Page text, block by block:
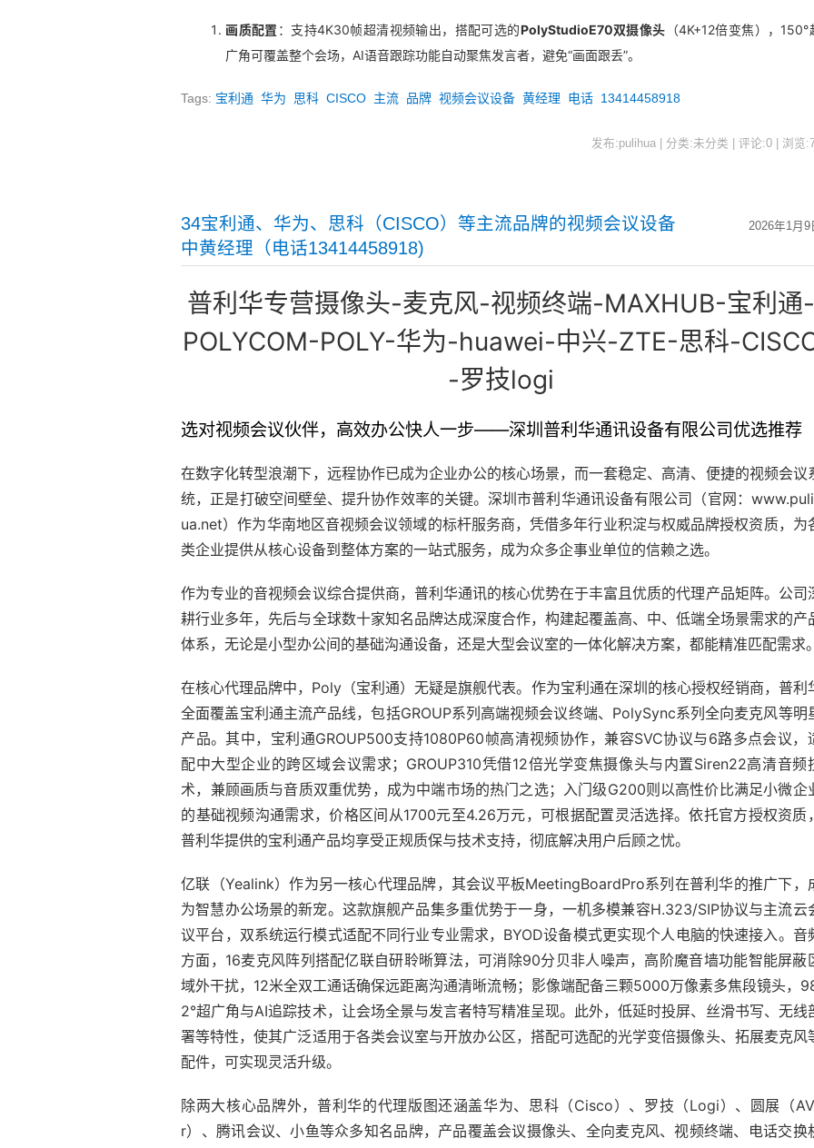
画质配置 ：支持4K30帧超清视频输出，搭配可选的PolyStudioE70双摄像头 （4K+12倍变焦），150°
广角可覆盖整个会场，AI语音跟踪功能自动聚焦发言者，避免“画面跟丢”。
Tags: 宝利通 华为 思科 CISCO 主流 品牌 视频会议设备 黄经理 电话 13414458918
发布:pulihua | 分类:未分类 | 评论:0 | 浏览:
2026年1月9
34宝利通、华为、思科（CISCO）等主流品牌的视频会议设备
中黄经理（电话13414458918)
普利华专营摄像头-麦克风-视频终端-MAXHUB-宝利通-
POLYCOM-POLY-华为-huawei-中兴-ZTE-思科-
-罗技logi
选对视频会议伙伴，高效办公快人一步——深圳普利华通讯设备有限公司优选推荐
在数字化转型浪潮下，远程协作已成为企业办公的核心场景，而一套稳定、高清、便捷的视频会议
统，正是打破空间壁垒、提升协作效率的关键。深圳市普利华通讯设备有限公司（官网：
ua.net）作为华南地区音视频会议领域的标杆服务商，凭借多年行业积淀与权威品牌授权资质，为
类企业提供从核心设备到整体方案的一站式服务，成为众多企事业单位的信赖之选。
作为专业的音视频会议综合提供商，普利华通讯的核心优势在于丰富且优质的代理产品矩阵。公司
耕行业多年，先后与全球数十家知名品牌达成深度合作，构建起覆盖高、中、低端全场景需求的产
体系，无论是小型办公间的基础沟通设备，还是大型会议室的一体化解决方案，都能精准匹配需求。
在核心代理品牌中，Poly（宝利通）无疑是旗舰代表。作为宝利通在深圳的核心授权经销商，普利
全面覆盖宝利通主流产品线，包括GROUP系列高端视频会议终端、PolySync系列全向麦克风等明
产品。其中，宝利通GROUP500支持1080P60帧高清视频协作，兼容SVC协议与6路多点会议，
配中大型企业的跨区域会议需求；GROUP310凭借12倍光学变焦摄像头与内置Siren22高清音频
术，兼顾画质与音质双重优势，成为中端市场的热门之选；入门级G200则以高性价比满足小微企
的基础视频沟通需求，价格区间从1700元至4.26万元，可根据配置灵活选择。依托官方授权资质，
普利华提供的宝利通产品均享受正规质保与技术支持，彻底解决用户后顾之忧。
亿联（Yealink）作为另一核心代理品牌，其会议平板MeetingBoardPro系列在普利华的推广下，
为智慧办公场景的新宠。这款旗舰产品集多重优势于一身，一机多模兼容H.323/SIP协议与主流云
议平台，双系统运行模式适配不同行业专业需求，BYOD设备模式更实现个人电脑的快速接入。音
方面，16麦克风阵列搭配亿联自研聆晰算法，可消除90分贝非人噪声，高阶魔音墙功能智能屏蔽
域外干扰，12米全双工通话确保远距离沟通清晰流畅；影像端配备三颗5000万像素多焦段镜头，
2°超广角与AI追踪技术，让会场全景与发言者特写精准呈现。此外，低延时投屏、丝滑书写、无线
署等特性，使其广泛适用于各类会议室与开放办公区，搭配可选配的光学变倍摄像头、拓展麦克风
配件，可实现灵活升级。
除两大核心品牌外，普利华的代理版图还涵盖华为、思科（Cisco）、罗技（Logi）、圆展（
r）、腾讯会议、小鱼等众多知名品牌，产品覆盖会议摄像头、全向麦克风、视频终端、电话交换